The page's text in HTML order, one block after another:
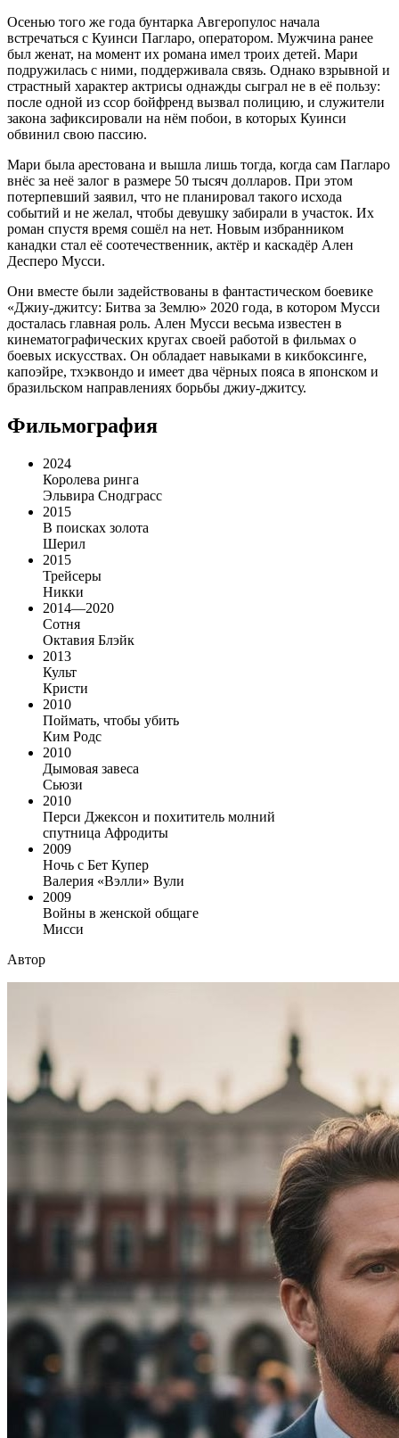
Осенью того же года бунтарка Авгеропулос начала
встречаться с Куинси Пагларо, оператором. Мужчина ранее
был женат, на момент их романа имел троих детей. Мари
подружилась с ними, поддерживала связь. Однако взрывной и
страстный характер актрисы однажды сыграл не в её пользу:
после одной из ссор бойфренд вызвал полицию, и служители
закона зафиксировали на нём побои, в которых Куинси
обвинил свою пассию.
Мари была арестована и вышла лишь тогда, когда сам Пагларо
внёс за неё залог в размере 50 тысяч долларов. При этом
потерпевший заявил, что не планировал такого исхода
событий и не желал, чтобы девушку забирали в участок. Их
роман спустя время сошёл на нет. Новым избранником
канадки стал её соотечественник, актёр и каскадёр Ален
Десперо Мусси.
Они вместе были задействованы в фантастическом боевике
«Джиу-джитсу: Битва за Землю» 2020 года, в котором Мусси
досталась главная роль. Ален Мусси весьма известен в
кинематографических кругах своей работой в фильмах о
боевых искусствах. Он обладает навыками в кикбоксинге,
капоэйре, тхэквондо и имеет два чёрных пояса в японском и
бразильском направлениях борьбы джиу-джитсу.
Фильмография
2024
Королева ринга
Эльвира Снодграсс
2015
В поисках золота
Шерил
2015
Трейсеры
Никки
2014—2020
Сотня
Октавия Блэйк
2013
Культ
Кристи
2010
Поймать, чтобы убить
Ким Родс
2010
Дымовая завеса
Сьюзи
2010
Перси Джексон и похититель молний
спутница Афродиты
2009
Ночь с Бет Купер
Валерия «Вэлли» Вули
2009
Войны в женской общаге
Мисси
Автор